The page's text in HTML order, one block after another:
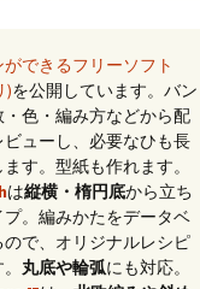
できるフリーソフト
)を公開しています。バン
・色・編み方などから配
ューし、必要なひも長
す。型紙も作れます。
は縦横・楕円底から立ち
。編みかたをデータベ
で、オリジナルレシピ
丸底や輪弧にも対応。